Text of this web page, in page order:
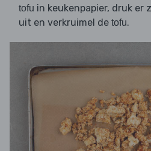
tofu in keukenpapier, druk er
uit en verkruimel de tofu.